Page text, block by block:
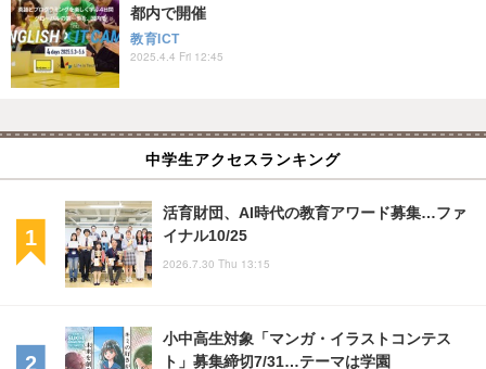
都内で開催
教育ICT
2025.4.4 Fri 12:45
中学生アクセスランキング
活育財団、AI時代の教育アワード募集…ファ
イナル10/25
2026.7.30 Thu 13:15
小中高生対象「マンガ・イラストコンテス
ト」募集締切7/31…テーマは学園